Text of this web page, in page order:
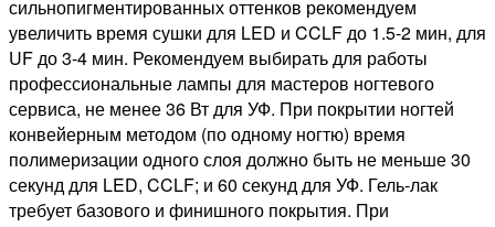
сильнопигментированных оттенков рекомендуем
увеличить время сушки для LED и CCLF до 1.5-2 мин, для
UF до 3-4 мин. Рекомендуем выбирать для работы
профессиональные лампы для мастеров ногтевого
сервиса, не менее 36 Вт для УФ. При покрытии ногтей
конвейерным методом (по одному ногтю) время
полимеризации одного слоя должно быть не меньше 30
секунд для LED, CCLF; и 60 секунд для УФ. Гель-лак
требует базового и финишного покрытия. При